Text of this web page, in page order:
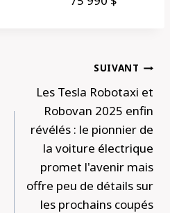
SUIVANT
Les Tesla Robotaxi et
Robovan 2025 enfin
révélés : le pionnier de
la voiture électrique
promet l'avenir mais
offre peu de détails sur
les prochains coupés